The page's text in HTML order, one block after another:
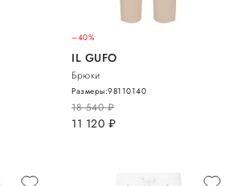
–40%
IL GUFO
Брюки
18 540руб.
11 120 руб.
Размеры:98110140